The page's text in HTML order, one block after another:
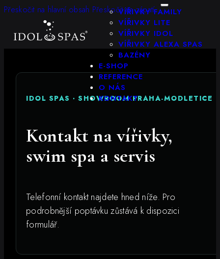
Přeskočit na hlavní obsah Přeskočit na zápatí
VÍŘIVKY FAMILY
VÍŘIVKY LITE
VÍŘIVKY IDOL
VÍŘIVKY ALEXA SPAS
BAZÉNY
E-SHOP
REFERENCE
O NÁS
KONTAKT
IDOL SPAS · SHOWROOM PRAHA-MODLETICE
Kontakt na vířivky,
swim spa a servis
Telefonní kontakt najdete hned níže. Pro
podrobnější poptávku zůstává k dispozici
formulář.